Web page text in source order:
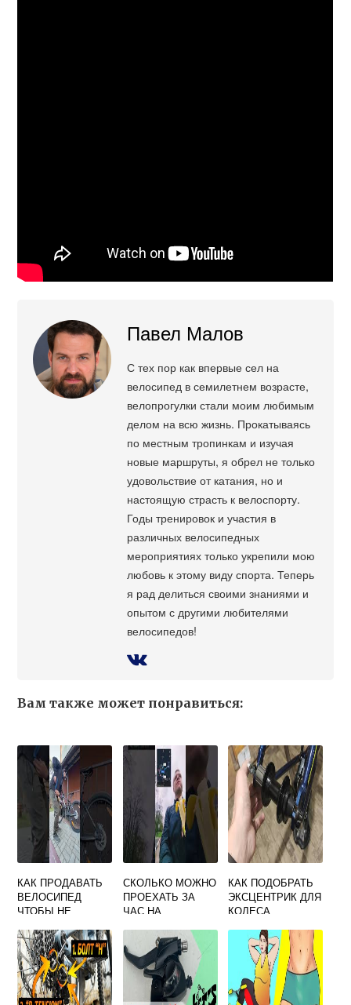
Павел Малов
С тех пор как впервые сел на
велосипед в семилетнем возрасте,
велопрогулки стали моим любимым
делом на всю жизнь. Прокатываясь
по местным тропинкам и изучая
новые маршруты, я обрел не только
удовольствие от катания, но и
настоящую страсть к велоспорту.
Годы тренировок и участия в
различных велосипедных
мероприятиях только укрепили мою
любовь к этому виду спорта. Теперь
я рад делиться своими знаниями и
опытом с другими любителями
велосипедов!
Вам также может понравиться:
КАК ПРОДАВАТЬ
ВЕЛОСИПЕД
ЧТОБЫ НЕ
СКОЛЬКО МОЖНО
ПРОЕХАТЬ ЗА
ЧАС НА
КАК ПОДОБРАТЬ
ЭКСЦЕНТРИК ДЛЯ
КОЛЕСА